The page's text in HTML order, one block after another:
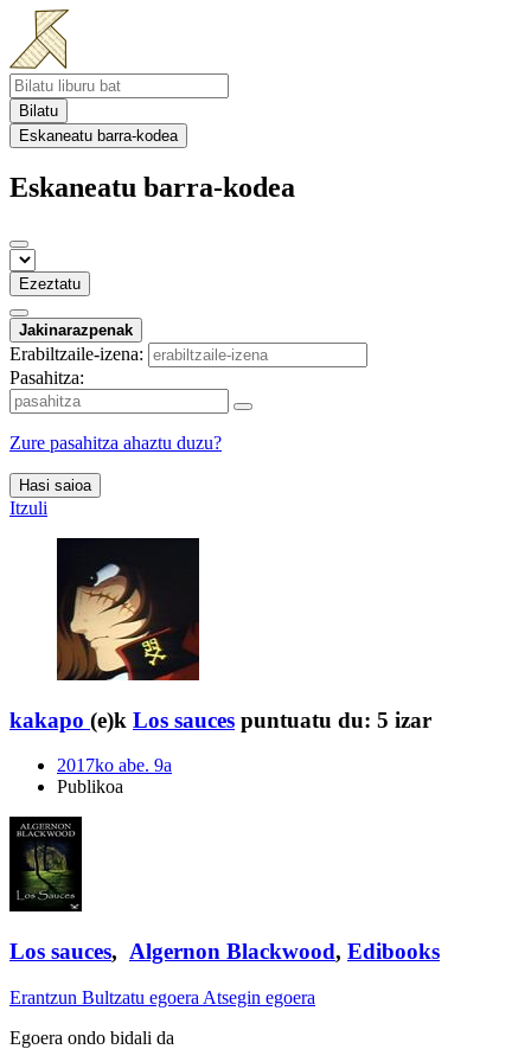
Bilatu
Eskaneatu barra-kodea
Eskaneatu barra-kodea
Ezeztatu
Jakinarazpenak
Erabiltzaile-izena:
Pasahitza:
Zure pasahitza ahaztu duzu?
Hasi saioa
Itzuli
kakapo (e)k Los sauces puntuatu du: 5 izar
2017ko abe. 9a
Publikoa
Los sauces, Algernon Blackwood, Edibooks
Erantzun Bultzatu egoera Atsegin egoera
Egoera ondo bidali da